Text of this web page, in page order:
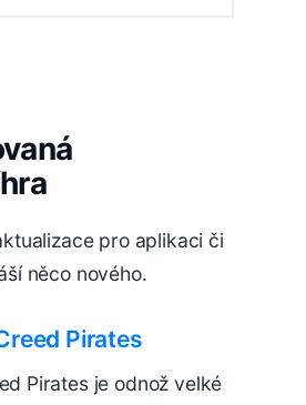
pro aplikaci či
něco nového.
Pirates
Pirates je odnož velké